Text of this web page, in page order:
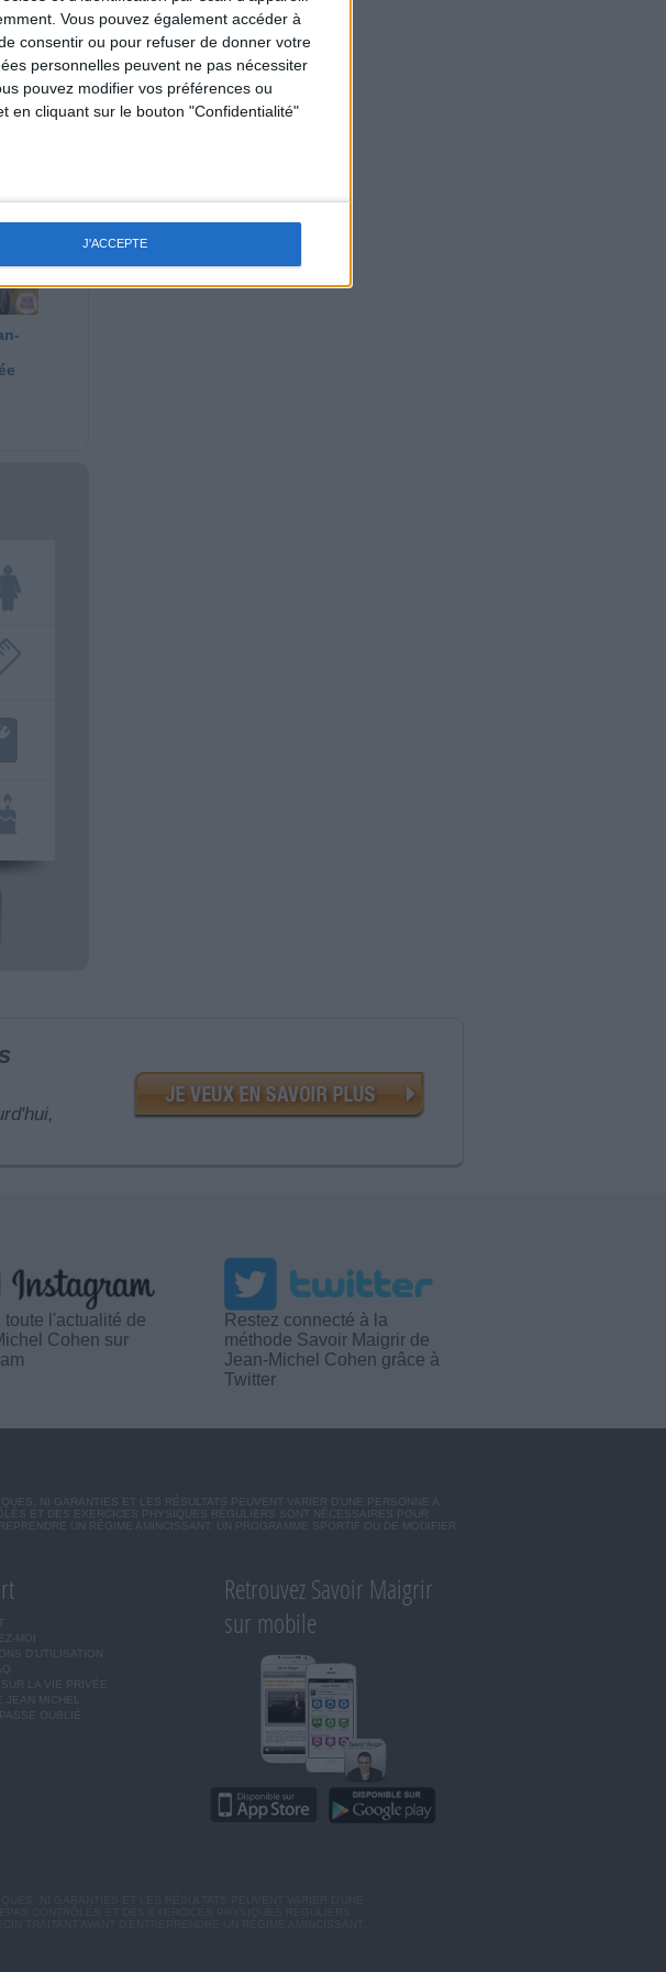
Vous pouvez également accéder à
consentir ou pour refuser de donner votre
personnelles peuvent ne pas nécessiter
pouvez modifier vos préférences ou
en cliquant sur le bouton "Confidentialité"
J'ACCEPTE
toute l'actualité de
Cohen sur
Restez connecté à la
méthode Savoir Maigrir de
Jean-Michel Cohen grâce à
Twitter
NI GARANTIES ET LES RÉSULTATS PEUVENT VARIER D'UNE PERSONNE A
ET DES EXERCICES PHYSIQUES RÉGULIERS SONT NÉCESSAIRES POUR
UN RÉGIME AMINCISSANT, UN PROGRAMME SPORTIF OU DE MODIFIER
MOI
D'UTILISATION
SUR LA VIE PRIVÉE
JEAN MICHEL
OUBLIÉ
Retrouvez Savoir Maigrir
sur mobile